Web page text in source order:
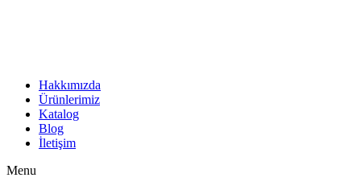
Hakkımızda
Ürünlerimiz
Katalog
Blog
İletişim
Menu